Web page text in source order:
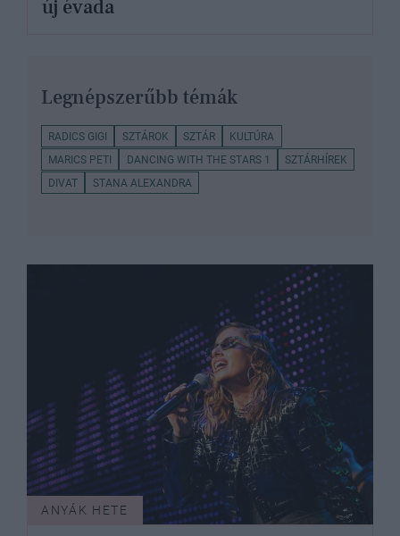
új évada
Legnépszerűbb témák
RADICS GIGI SZTÁROK SZTÁR
KULTÚRA
MARICS PETI
DANCING WITH THE STARS 1
SZTÁRHÍREK
DIVAT
STANA ALEXANDRA
ANYÁK HETE